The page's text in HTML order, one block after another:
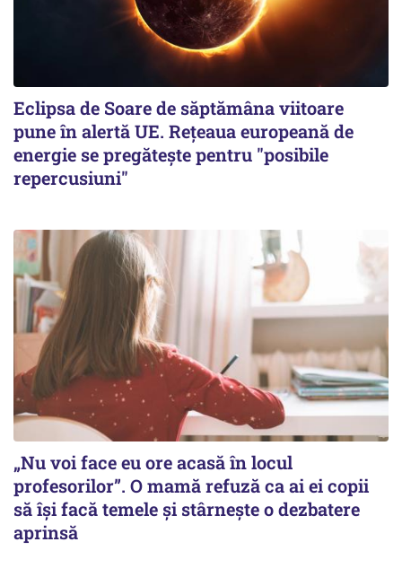
Eclipsa de Soare de săptămâna viitoare
pune în alertă UE. Rețeaua europeană de
energie se pregătește pentru "posibile
repercusiuni"
„Nu voi face eu ore acasă în locul
profesorilor”. O mamă refuză ca ai ei copii
să își facă temele și stârnește o dezbatere
aprinsă